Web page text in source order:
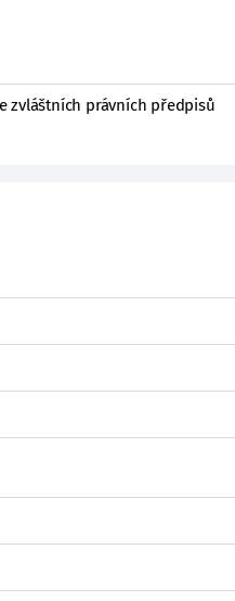
zvláštních právních předpisů